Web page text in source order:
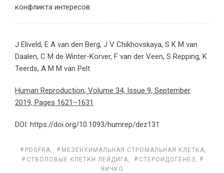
конфликта интересов.
J Eliveld, E A van den Berg, J V Chikhovskaya, S K M van
Daalen, C M de Winter-Korver, F van der Veen, S Repping, K
Teerds, A M M van Pelt
Human Reproduction, Volume 34, Issue 9, September
2019, Pages 1621–1631
DOI: https://doi.org/10.1093/humrep/dez131
PDGFRΑ, МЕЗЕНХИМАЛЬНАЯ СТРОМАЛЬНАЯ КЛЕТКА,
СТВОЛОВЫЕ КЛЕТКИ ЛЕЙДИГА, СТЕРОИДОГЕНЕЗ ,
ЯИЧКО